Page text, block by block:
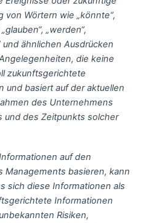
von Wörtern wie „könnte“,
„werden“,
und ähnlichen Ausdrücken
die keine
zukunftsgerichtete
und basiert auf der aktuellen
des Unternehmens
und des Zeitpunkts solcher
auf den
Managements basieren, kann
sich diese Informationen als
Informationen
Risiken,